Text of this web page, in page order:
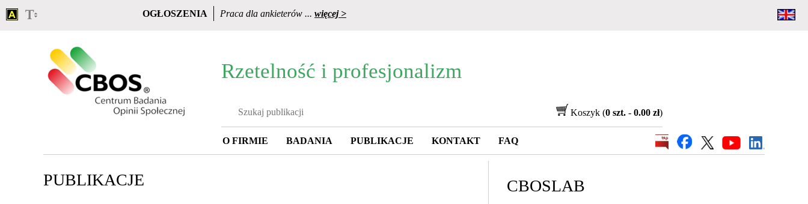
OGŁOSZENIA Praca dla ankieterów ... więcej >
główna
Rzetelność i profesjonalizm
Koszyk (0 szt. - 0.00 zł)
O FIRMIE BADANIA PUBLIKACJE KONTAKT FAQ
PUBLIKACJE CBOSLAB